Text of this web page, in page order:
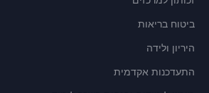
ביטוח בריאות
היריון ולידה
התעדכנות אקדמית